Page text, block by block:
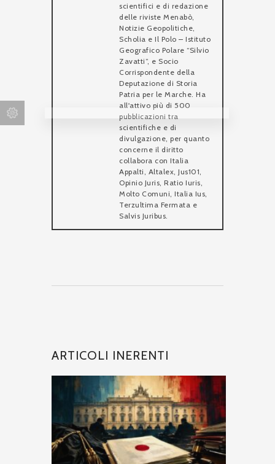
scientifici e di redazione
delle riviste Menabò,
Notizie Geopolitiche,
Scholia e Il Polo – Istituto
Geografico Polare “Silvio
Zavatti”, e Socio
Corrispondente della
Deputazione di Storia
Patria per le Marche. Ha
all'attivo più di 500
pubblicazioni tra
scientifiche e di
divulgazione, per quanto
concerne il diritto
collabora con Italia
Appalti, Altalex, Jus101,
Opinio Juris, Ratio Iuris,
Molto Comuni, Italia Ius,
Terzultima Fermata e
Salvis Juribus.
ARTICOLI INERENTI